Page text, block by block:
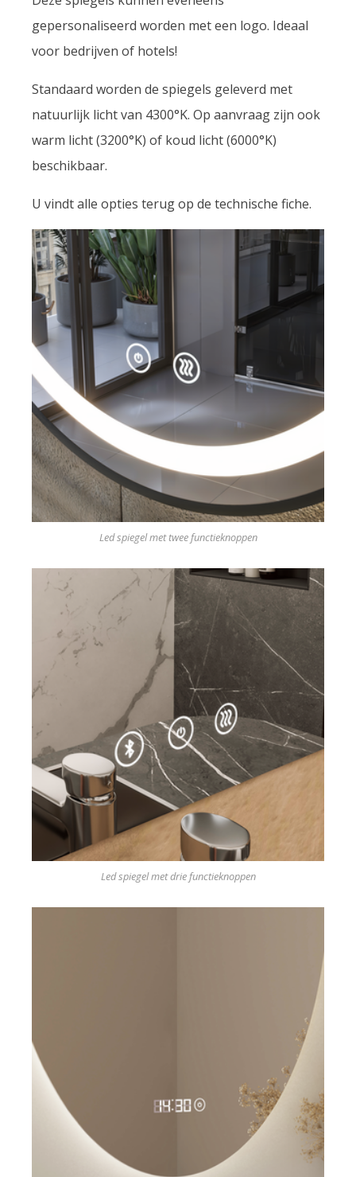
gepersonaliseerd worden met een logo. Ideaal
voor bedrijven of hotels!
Standaard worden de spiegels geleverd met
natuurlijk licht van 4300°K. Op aanvraag zijn ook
warm licht (3200°K) of koud licht (6000°K)
beschikbaar.
U vindt alle opties terug op de technische fiche.
Led spiegel met twee functieknoppen
Led spiegel met drie functieknoppen